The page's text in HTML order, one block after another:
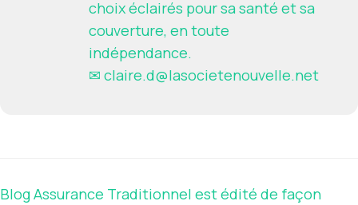
choix éclairés pour sa santé et sa
couverture, en toute
indépendance.
✉ claire.d@lasocietenouvelle.net
Blog Assurance Traditionnel est édité de façon